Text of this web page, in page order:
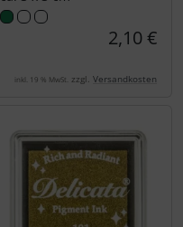
2,10 €
inkl. 19 % MwSt. zzgl. Versandkosten